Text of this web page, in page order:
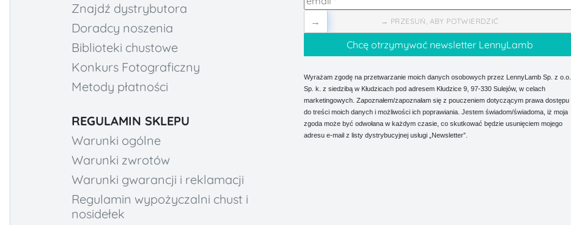
Znajdź dystrybutora
Doradcy noszenia
Biblioteki chustowe
Konkurs Fotograficzny
Metody płatności
REGULAMIN SKLEPU
Warunki ogólne
Warunki zwrotów
Warunki gwarancji i reklamacji
Regulamin wypożyczalni chust i
nosidełek
→ PRZESUŃ, ABY POTWIERDZIĆ
→
Wyrażam zgodę na przetwarzanie moich danych osobowych przez LennyLamb Sp. z o.o.
Sp. k. z siedzibą w Kłudzicach pod adresem Kłudzice 9, 97-330 Sulejów, w celach
marketingowych. Zapoznałem/zapoznałam się z pouczeniem dotyczącym prawa dostępu
do treści moich danych i możliwości ich poprawiania. Jestem świadom/świadoma, iż moja
zgoda może być odwołana w każdym czasie, co skutkować będzie usunięciem mojego
adresu e-mail z listy dystrybucyjnej usługi „Newsletter”.